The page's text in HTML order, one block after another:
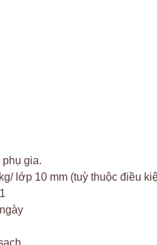
phụ gia.
lớp 10 mm (tuỳ thuộc điều